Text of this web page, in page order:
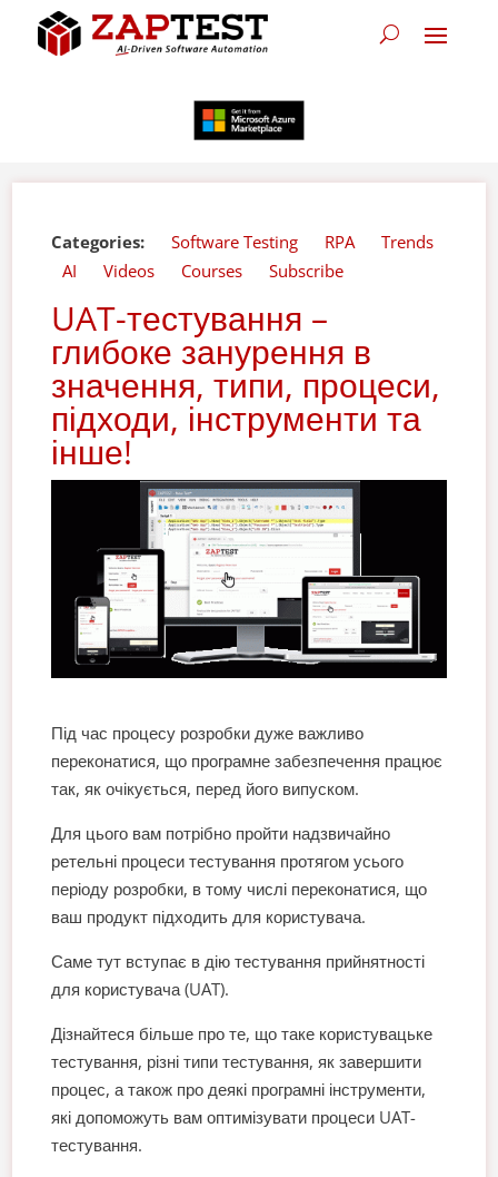
Categories: Software Testing RPA
Trends
AI
Videos Courses Subscribe
UAT-тестування –
глибоке занурення в
значення, типи, процеси,
підходи, інструменти та
інше!
Під час процесу розробки дуже важливо
переконатися, що програмне забезпечення працює
так, як очікується, перед його випуском.
Для цього вам потрібно пройти надзвичайно
ретельні процеси тестування протягом усього
періоду розробки, в тому числі переконатися, що
ваш продукт підходить для користувача.
Саме тут вступає в дію тестування прийнятності
для користувача (UAT).
Дізнайтеся більше про те, що таке користувацьке
тестування, різні типи тестування, як завершити
процес, а також про деякі програмні інструменти,
які допоможуть вам оптимізувати процеси UAT-
тестування.